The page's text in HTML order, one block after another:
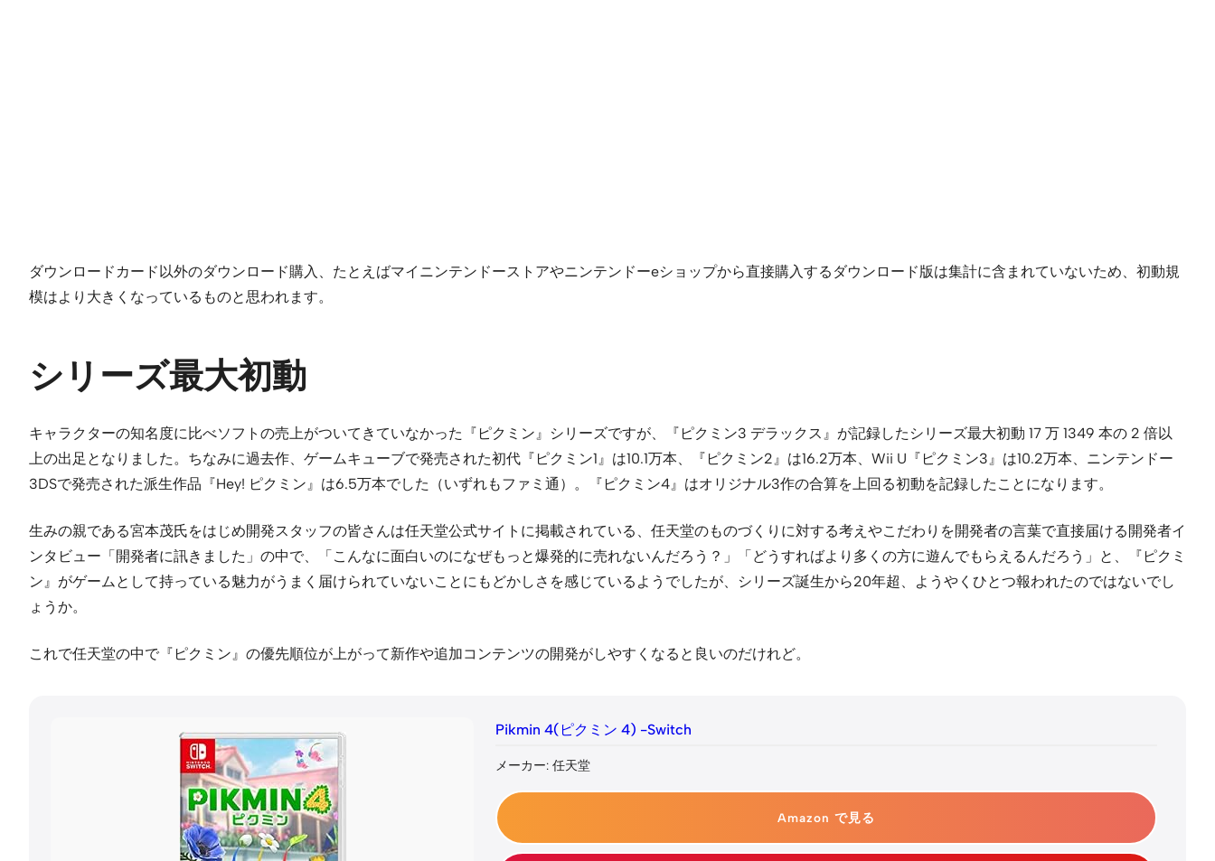
ダウンロードカード以外のダウンロード購入、たとえばマイニンテンドーストアやニンテンドーeショップから直接購入するダウンロード版は集計に含まれていないため、初動規
模はより大きくなっているものと思われます。
シリーズ最大初動
キャラクターの知名度に比べソフトの売上がついてきていなかった『ピクミン』シリーズですが、『ピクミン3 デラックス』が記録したシリーズ最大初動 17 万 1349 本の 2 倍以
上の出足となりました。ちなみに過去作、ゲームキューブで発売された初代『ピクミン1』は10.1万本、『ピクミン2』は16.2万本、Wii U『ピクミン3』は10.2万本、ニンテンドー
3DSで発売された派生作品『Hey! ピクミン』は6.5万本でした（いずれもファミ通）。『ピクミン4』はオリジナル3作の合算を上回る初動を記録したことになります。
生みの親である宮本茂氏をはじめ開発スタッフの皆さんは任天堂公式サイトに掲載されている、任天堂のものづくりに対する考えやこだわりを開発者の言葉で直接届ける開発者イ
ンタビュー「開発者に訊きました」の中で、「こんなに面白いのになぜもっと爆発的に売れないんだろう？」「どうすればより多くの方に遊んでもらえるんだろう」と、『ピクミ
ン』がゲームとして持っている魅力がうまく届けられていないことにもどかしさを感じているようでしたが、シリーズ誕生から20年超、ようやくひとつ報われたのではないでし
ょうか。
これで任天堂の中で『ピクミン』の優先順位が上がって新作や追加コンテンツの開発がしやすくなると良いのだけれど。
Pikmin 4(ピクミン 4) -Switch
メーカー: 任天堂
Amazon で見る